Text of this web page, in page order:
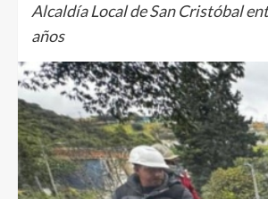
Alcaldía Local de San Cristóbal
años